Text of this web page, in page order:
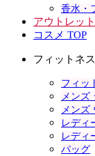
香水・
アウトレット
コスメ TOP
フィットネ
フィッ
メンズ
メンズ
レディ
レディ
バッグ